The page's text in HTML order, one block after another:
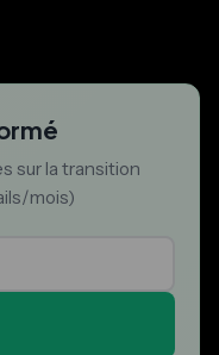
sur la transition
mois)